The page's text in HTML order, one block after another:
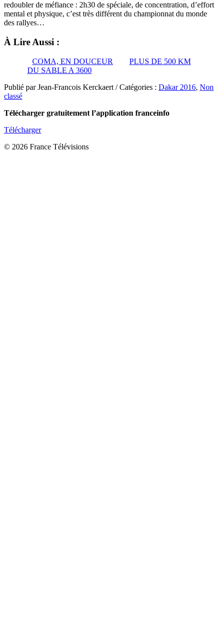
redoubler de méfiance : 2h30 de spéciale, de concentration, d’effort
mental et physique, c’est très différent du championnat du monde
des rallyes…
À Lire Aussi :
COMA, EN DOUCEUR
PLUS DE 500 KM
DU SABLE A 3600
Publié par Jean-Francois Kerckaert / Catégories : Dakar 2016, Non
classé
Télécharger gratuitement l’application franceinfo
Télécharger
© 2026 France Télévisions